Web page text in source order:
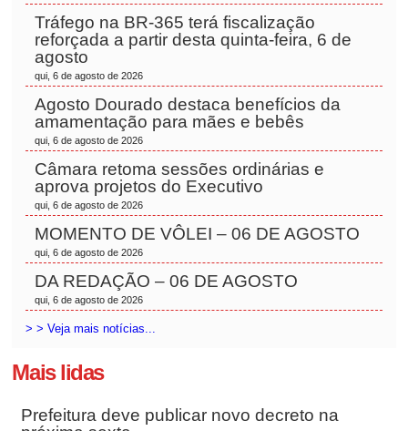
Tráfego na BR-365 terá fiscalização
reforçada a partir desta quinta-feira, 6 de
agosto
qui, 6 de agosto de 2026
Agosto Dourado destaca benefícios da
amamentação para mães e bebês
qui, 6 de agosto de 2026
Câmara retoma sessões ordinárias e
aprova projetos do Executivo
qui, 6 de agosto de 2026
MOMENTO DE VÔLEI – 06 DE AGOSTO
qui, 6 de agosto de 2026
DA REDAÇÃO – 06 DE AGOSTO
qui, 6 de agosto de 2026
> > Veja mais notícias...
Mais lidas
Prefeitura deve publicar novo decreto na